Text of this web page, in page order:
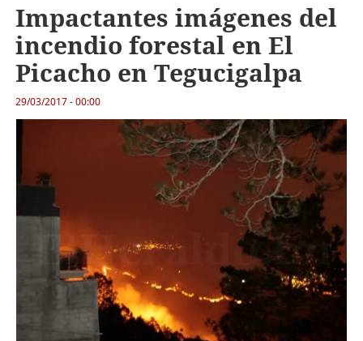
Impactantes imágenes del
incendio forestal en El
Picacho en Tegucigalpa
29/03/2017 - 00:00